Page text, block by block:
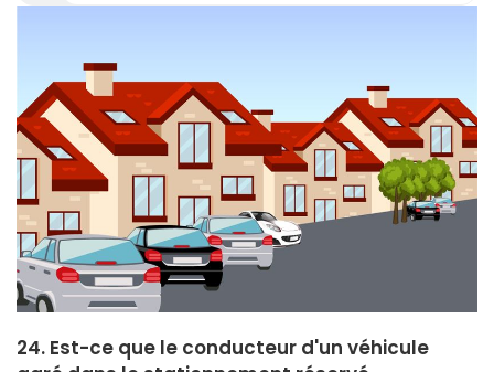
24. Est-ce que le conducteur d'un véhicule